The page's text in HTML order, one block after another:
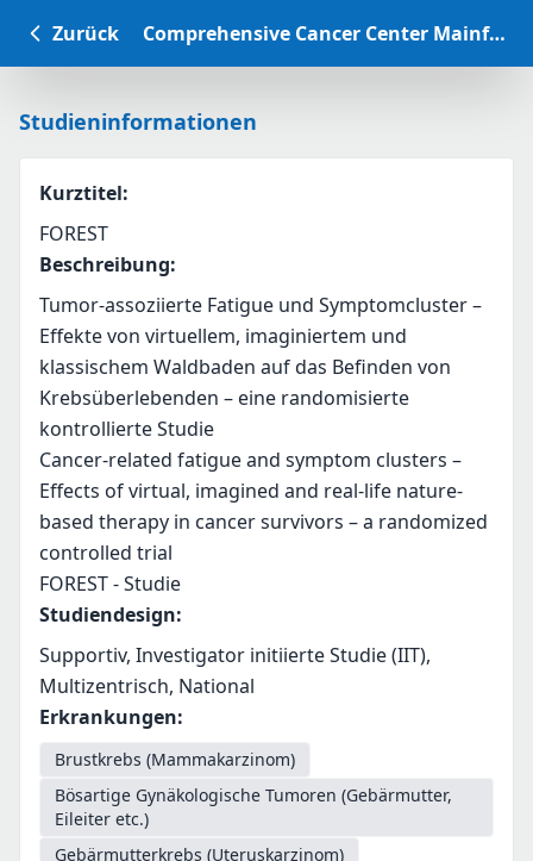
Zurück Comprehensive Cancer Center Mainfranken Studiendatenbank
Studieninformationen
Kurztitel:
FOREST
Beschreibung:
Tumor-assoziierte Fatigue und Symptomcluster –
Effekte von virtuellem, imaginiertem und
klassischem Waldbaden auf das Befinden von
Krebsüberlebenden – eine randomisierte
kontrollierte Studie
Cancer-related fatigue and symptom clusters –
Effects of virtual, imagined and real-life nature-
based therapy in cancer survivors – a randomized
controlled trial
FOREST - Studie
Studiendesign:
Supportiv, Investigator initiierte Studie (IIT),
Multizentrisch, National
Erkrankungen:
Brustkrebs (Mammakarzinom)
Bösartige Gynäkologische Tumoren (Gebärmutter,
Eileiter etc.)
Gebärmutterkrebs (Uteruskarzinom)